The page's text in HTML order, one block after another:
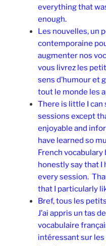
everything that
enough.
Les nouvelles, un
contemporaine
augmenter nos
vous livrez les
sens d’humour et
tout le monde les
There is little I can
sessions except
enjoyable and
have learned so
French
honestly say that I
every session.
that I particularly
Bref, tous les
J’ai appris un tas
vocabulaire
intéressant sur les